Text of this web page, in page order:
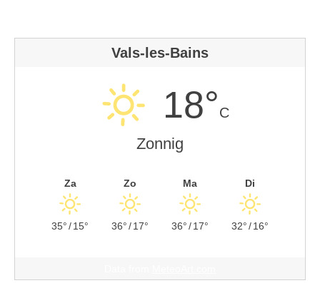
Vals-les-Bains
18°C
Zonnig
Za
35°/15°
Zo
36°/17°
Ma
36°/17°
Di
32°/16°